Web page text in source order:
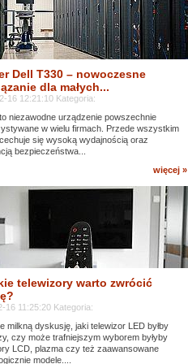
Dell T330 – nowoczesne
dla małych...
16 12:21:10 Kategoria:
niezawodne urządzenie powszechnie
w wielu firmach. Przede wszystkim
się wysoką wydajnością oraz
bezpieczeństwa...
więcej »
telewizory warto zwrócić
16 11:25:20 Kategoria:
milkną dyskusję, jaki telewizor LED byłby
czy może trafniejszym wyborem byłyby
LCD, plazma czy też zaawansowane
modele....